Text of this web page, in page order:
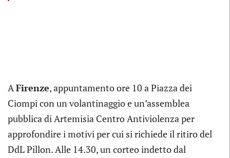
AFirenze, appuntamento ore 10 a Piazza dei
Ciompi con un volantinaggio e un’assemblea
pubblica di Artemisia Centro Antiviolenza per
approfondire i motivi per cui si richiede il ritiro del
DdL Pillon. Alle 14.30, un corteo indetto dal